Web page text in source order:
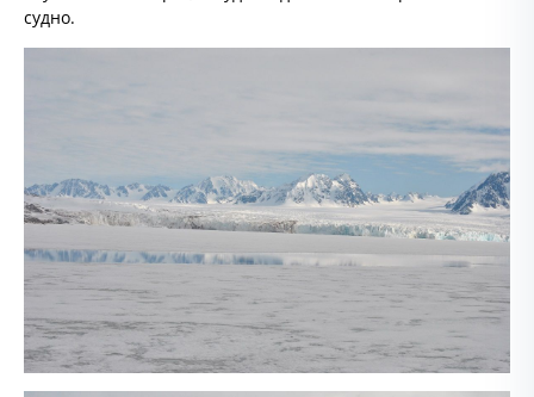
судно.